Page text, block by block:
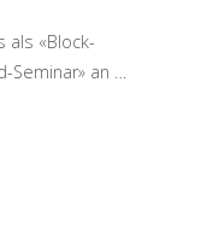
als «Block-
Seminar» an …